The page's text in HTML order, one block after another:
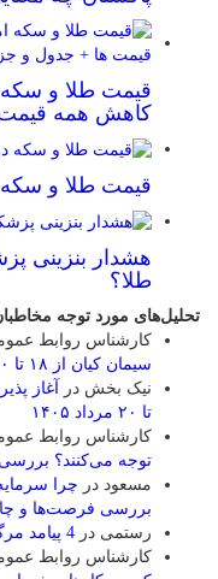
کاهش همه قیمت
قیمت طلا و سکه دوشنبه 19
هشدار بنزینی
طلا؟
تحلیل‌های مورد توجه
کارشناس روابط
سیمان کیان از ۱۸ تا ۲۰ مرداد ۱۴۰۵
نیک بخش در
تا ۲۰ مرداد ۱۴۰۵
کارشناس روابط
توجه می‌کنند؟
مسعود در چرا
بررسی فرصت‌ها و
رستمی در 4 پیامد مرگبار حذف اطلاعات حسابداری + راهکار آن
کارشناس روابط